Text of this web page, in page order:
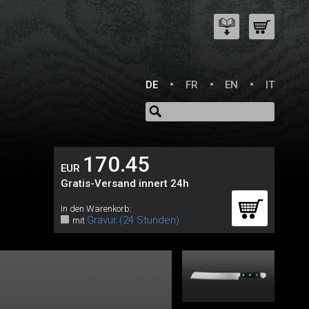
DE FR EN IT
EUR 170.45
Gratis-Versand innert 24h
In den Warenkorb:
mit Gravur (24 Stunden)